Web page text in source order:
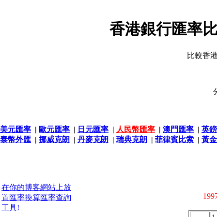
香港銀行匯率
比較香
美元匯率 | 歐元匯率 | 日元匯率 | 人民幣匯率 | 澳門匯率 | 英
泰幣外匯 | 挪威克朗 | 丹麥克朗 | 瑞典克朗 | 菲律賓比索 | 黃
在你的博客網站上放
置匯率換算匯率查詢
工具!